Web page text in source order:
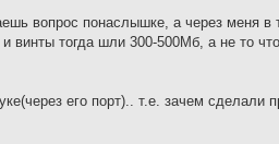
вопрос понаслышке, а через меня в
винты тогда шли 300-500Мб, а не то
его порт).. т.е. зачем сделали